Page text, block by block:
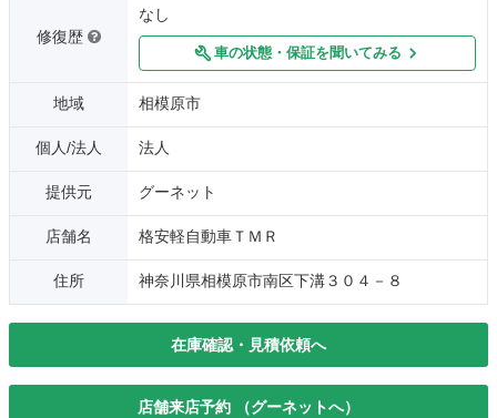
修復歴
なし
車の状態・保証を聞いてみる
地域 相模原市
個人/法人 法人
提供元 グーネット
店舗名 格安軽自動車ＴＭＲ
住所 神奈川県相模原市南区下溝３０４－８
在庫確認・見積依頼へ
店舗来店予約 （グーネットへ）